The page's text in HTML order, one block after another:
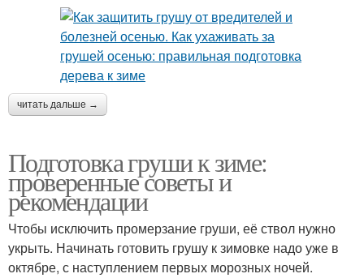
читать дальше →
Подготовка груши к зиме:
проверенные советы и
рекомендации
Чтобы исключить промерзание груши, её ствол нужно
укрыть. Начинать готовить грушу к зимовке надо уже в
октябре, с наступлением первых морозных ночей.